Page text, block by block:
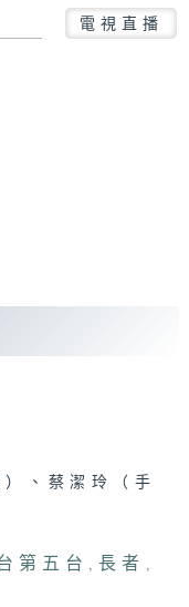
電視直播
、蔡潔玲（手
第五台 ,長者 ,